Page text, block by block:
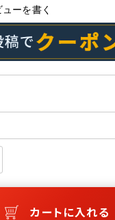
ューを書く
カートに入れる